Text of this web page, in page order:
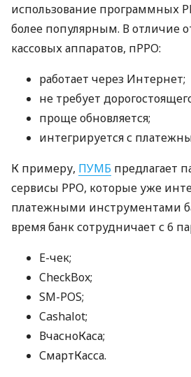
использование программных
более популярным. В отличие
кассовых аппаратов, пРРО:
работает через Интернет;
не требует
проще обновляется;
интегрируется с
К примеру, ПУМБ предлагает
сервисы РРО, которые уже
платежными инструментами
время банк сотрудничает с 6
E-чек;
CheckBox;
SM-POS;
Cashalot;
ВчасноКаса;
СмартКасса.